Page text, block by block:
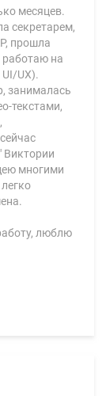
месяцев.
секретарем,
прошла
работаю на
UX).
занималась
текстами,
Виктории
многими
люблю